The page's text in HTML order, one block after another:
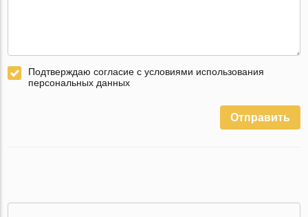
Подтверждаю согласие с условиями использования
персональных данных
Отправить